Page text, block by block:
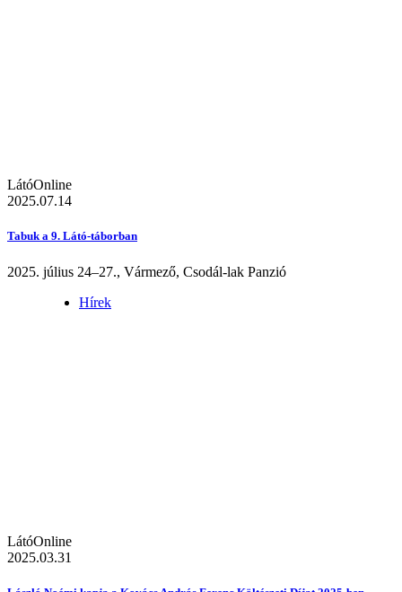
LátóOnline
2025.07.14
Tabuk a 9. Látó-táborban
2025. július 24–27., Vármező, Csodál-lak Panzió
Hírek
LátóOnline
2025.03.31